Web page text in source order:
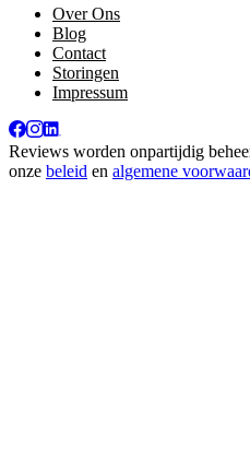
Over Ons
Blog
Contact
Storingen
Impressum
Reviews worden onpartijdig
onze beleid en algemene